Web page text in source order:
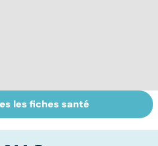
Inflammation des
amygdales : que
les fiches santé